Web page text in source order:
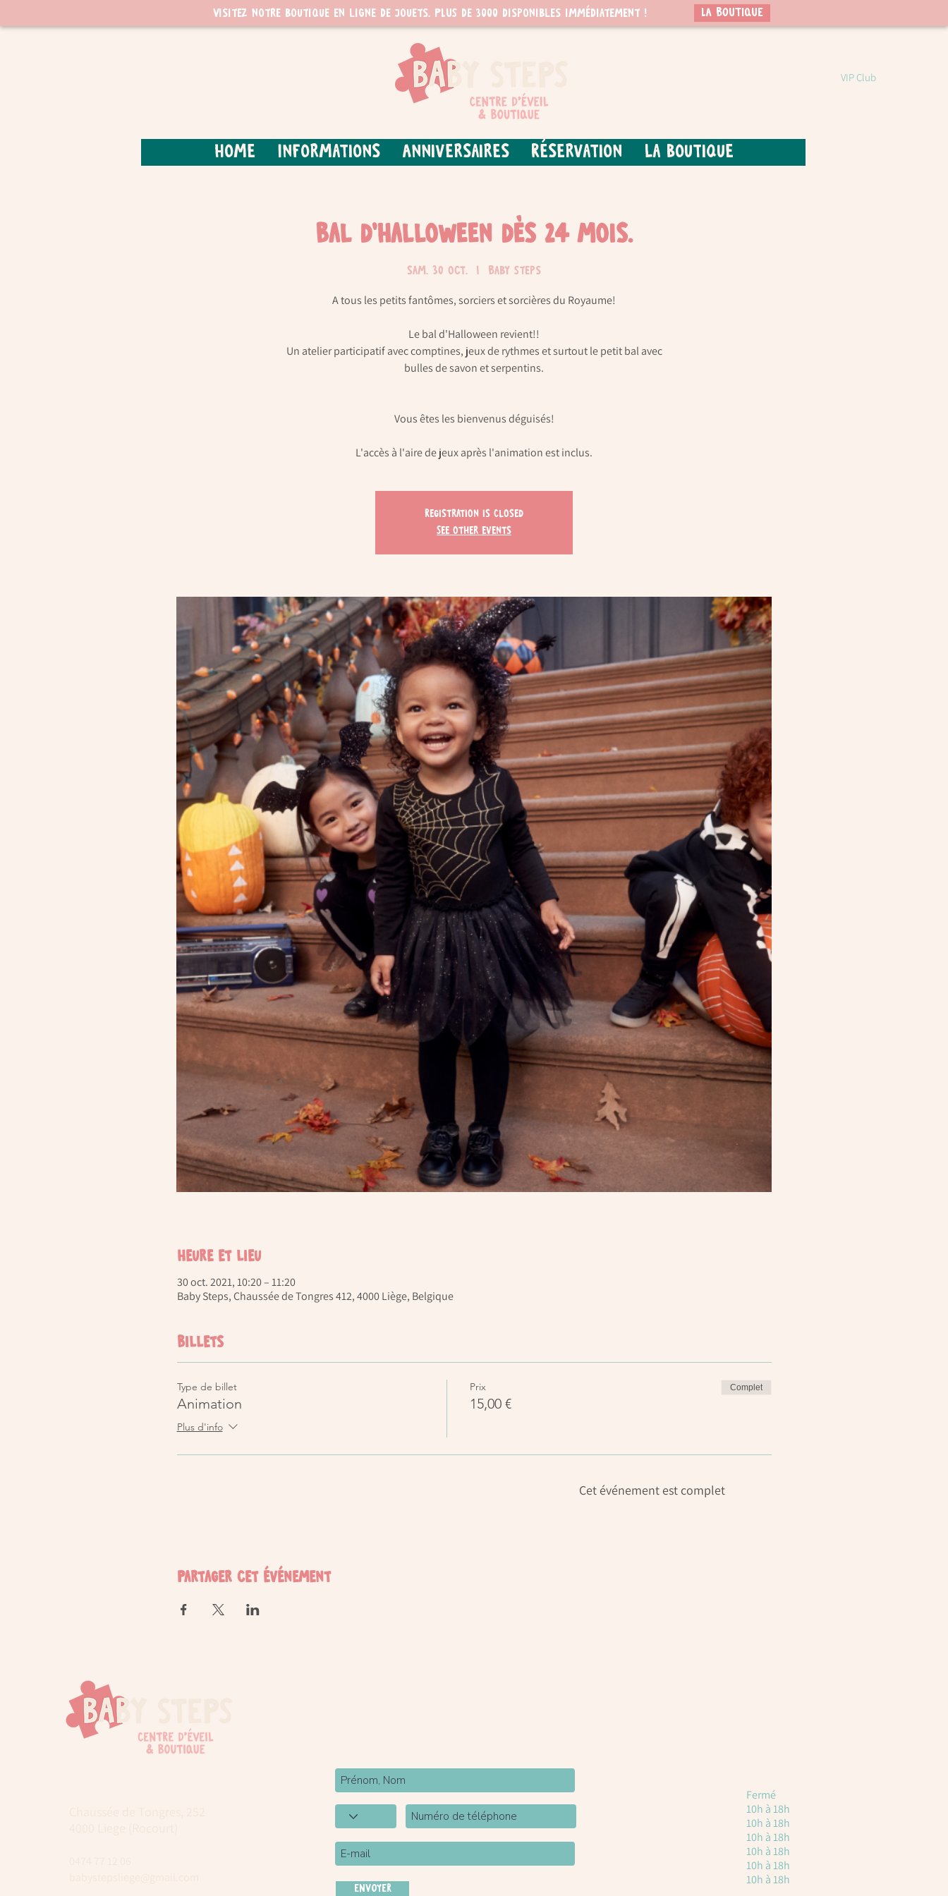
Visitez notre boutique en ligne de jouets. PLUS de 3000 disponibles immédiatement ! LA BOUTIQUE
VIP Club
Home Informations Anniversaires Réservation La boutique
Bal d'Halloween dès 24 mois.
sam. 30 oct.
  |
Baby Steps
A tous les petits fantômes, sorciers et sorcières du Royaume!
Le bal d'Halloween revient!!
Un atelier participatif avec comptines, jeux de rythmes et surtout le petit bal avec
bulles de savon et serpentins.
Vous êtes les bienvenus déguisés!
L'accès à l'aire de jeux après l'animation est inclus.
Registration is Closed
See other events
Heure et lieu
30 oct. 2021, 10:20 – 11:20
Baby Steps, Chaussée de Tongres 412, 4000 Liège, Belgique
Billets
Type de billet
Animation
Plus d'info
Prix
15,00 €
Complet
Cet événement est complet
Partager cet événement
ENVOYER
Fermé
10h à 18h
10h à 18h
10h à 18h
10h à 18h
10h à 18h
10h à 18h